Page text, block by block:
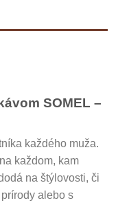
SOMEL –
každého muža.
každom, kam
na štýlovosti, či
alebo s